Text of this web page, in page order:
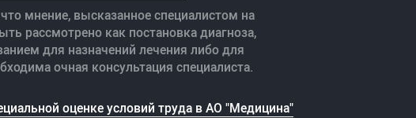
мнение, высказанное специалистом на
рассмотрено как постановка диагноза,
для назначений лечения либо для
очная консультация специалиста.
оценке условий труда в АО "Медицина"